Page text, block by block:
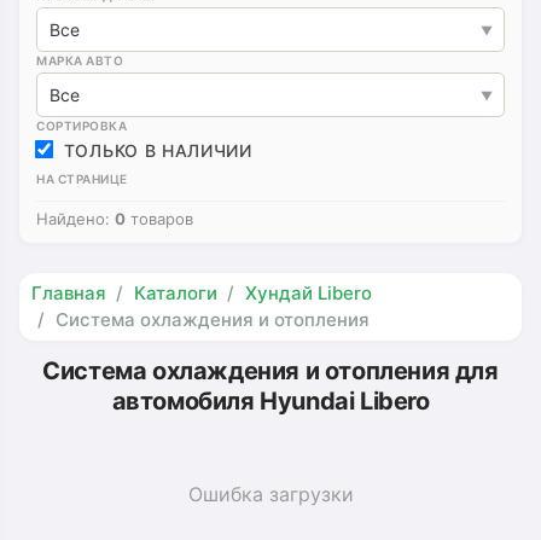
Все
МАРКА АВТО
Все
СОРТИРОВКА
ТОЛЬКО В НАЛИЧИИ
НА СТРАНИЦЕ
Найдено: 0 товаров
Главная Каталоги
Хундай Libero
Система охлаждения и отопления
Система охлаждения и отопления для
автомобиля Hyundai Libero
Ошибка загрузки